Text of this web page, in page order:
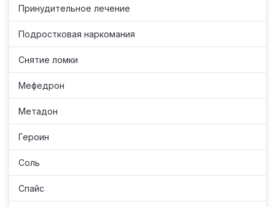
Принудительное лечение
Подростковая наркомания
Снятие ломки
Мефедрон
Метадон
Героин
Соль
Спайс